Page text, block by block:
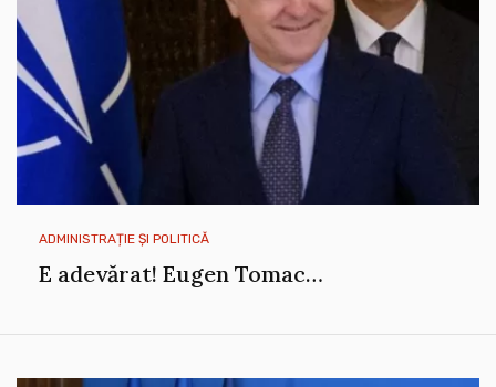
ADMINISTRAȚIE ȘI POLITICĂ
E adevărat! Eugen Tomac…